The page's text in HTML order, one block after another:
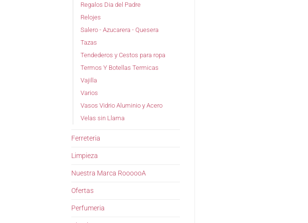
Regalos Dia del Padre
Relojes
Salero - Azucarera - Quesera
Tazas
Tendederos y Cestos para ropa
Termos Y Botellas Termicas
Vajilla
Varios
Vasos Vidrio Aluminio y Acero
Velas sin Llama
Ferreteria
Limpieza
Nuestra Marca RoooooA
Ofertas
Perfumeria